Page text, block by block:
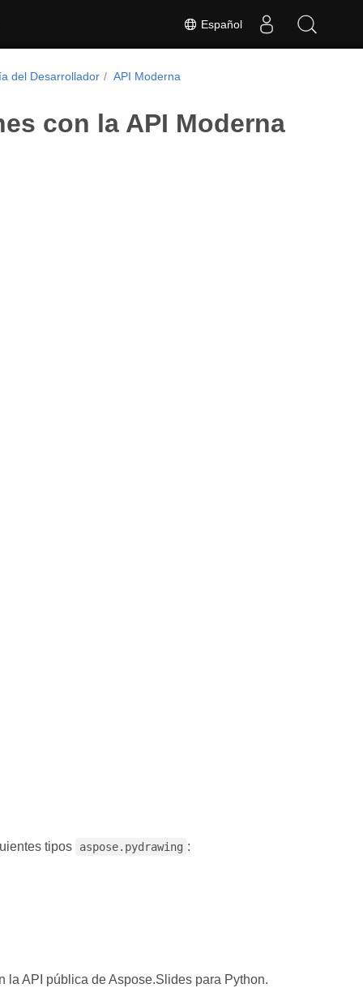
Español
del Desarrollador API Moderna
con la API Moderna
tipos aspose.pydrawing :
la API pública de Aspose.Slides para Python.